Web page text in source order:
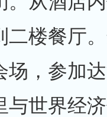
二楼餐厅
场，参加
与世界经